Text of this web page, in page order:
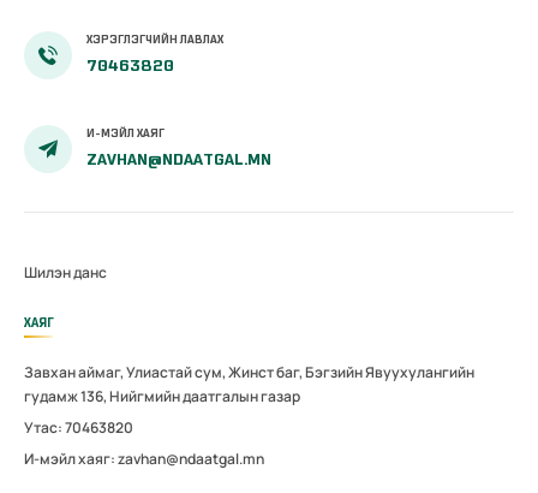
ХЭРЭГЛЭГЧИЙН ЛАВЛАХ
70463820
И-МЭЙЛ ХАЯГ
ZAVHAN@NDAATGAL.MN
Шилэн данс
ХАЯГ
Завхан аймаг, Улиастай сум, Жинст баг, Бэгзийн Явуухулангийн
гудамж 136, Нийгмийн даатгалын газар
Утас: 70463820
И-мэйл хаяг: zavhan@ndaatgal.mn